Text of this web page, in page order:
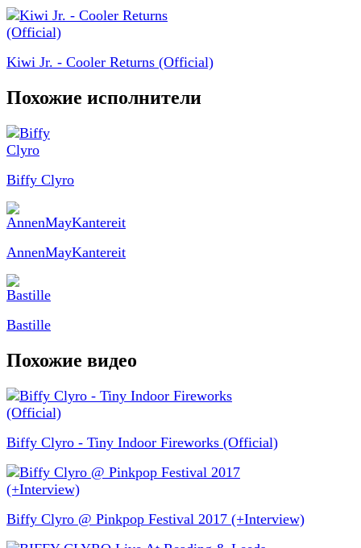
Kiwi Jr. - Cooler Returns (Official)
Похожие исполнители
Biffy Clyro
AnnenMayKantereit
Bastille
Похожие видео
Biffy Clyro - Tiny Indoor Fireworks (Official)
Biffy Clyro @ Pinkpop Festival 2017 (+Interview)